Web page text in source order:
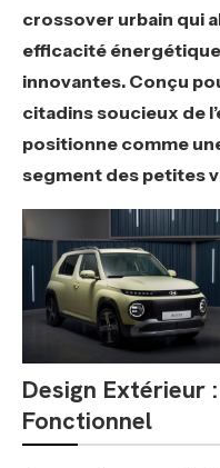
crossover urbain qui
efficacité
innovantes. Conçu
citadins soucieux de
positionne comme
segment des petites
Design Extérieur
Fonctionnel